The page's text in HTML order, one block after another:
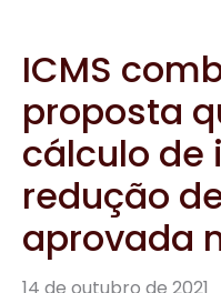
ICMS
proposta
cálculo de
redução
aprovada